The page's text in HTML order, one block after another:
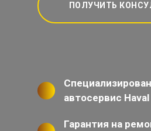
ПОЛУЧИТЬ
автосервис Haval
Гарантия на